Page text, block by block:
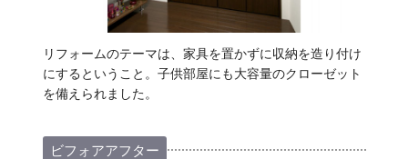
リフォームのテーマは、家具を置かずに収納を造り付け
にするということ。子供部屋にも大容量のクローゼット
を備えられました。
ビフォアアフター